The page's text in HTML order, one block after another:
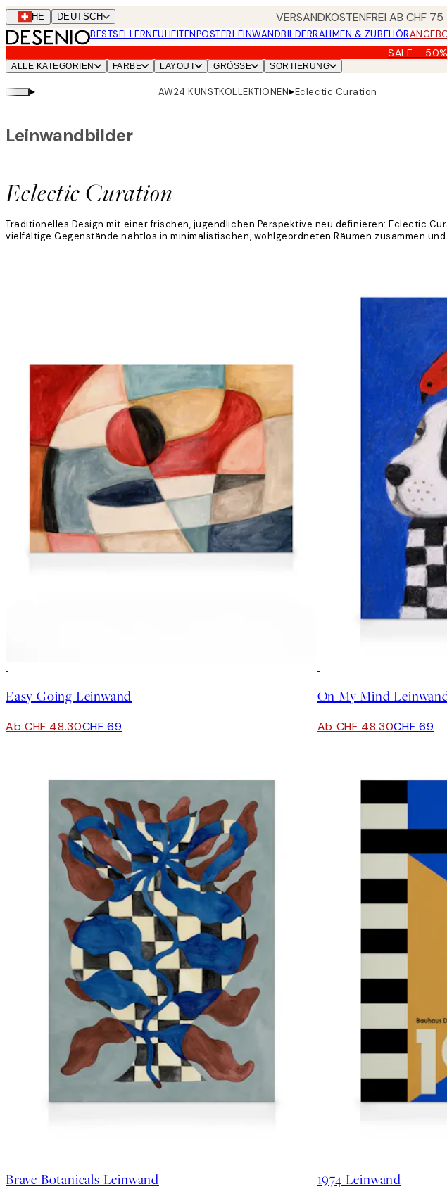
Skip
to
main
content.
CHE DEUTSCH VERSANDKOSTENFREI AB CHF
BESTSELLERNEUHEITENPOSTERLEINWANDBILDERRAHMEN & ZUBEHÖR
SALE - 50%
ALLE KATEGORIEN FARBE LAYOUT GRÖSSE SORTIERUNG
▸ AW24 KUNSTKOLLEKTIONEN▸Eclectic Curation
Eclectic Curation
Leinwandbilder
Traditionelles Design mit einer frischen, jugendlichen Perspektive neu definieren: Eclectic
vielfältige Gegenstände nahtlos in minimalistischen, wohlgeordneten Räumen zusammen
Easy Going Leinwand
Ab CHF 48.30CHF 69
On My Mind
Ab CHF 48.30CHF 69
Brave Botanicals Leinwand 1974 Leinwand